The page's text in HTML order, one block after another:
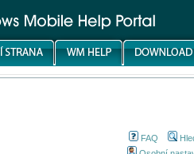
FAQ